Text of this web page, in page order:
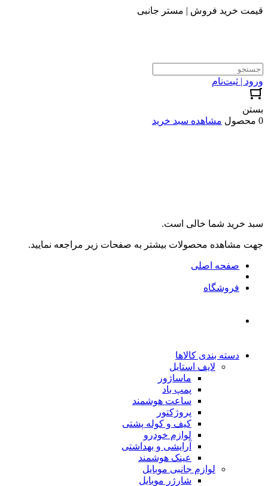
قیمت خرید فروش | مستر جانبی
ورود | ثبت‌نام
بستن
0 محصول
مشاهده سبد خرید
سبد خرید شما خالی است.
جهت مشاهده محصولات بیشتر به صفحات زیر مراجعه نمایید.
صفحه اصلی
فروشگاه
دسته بندی کالاها
لایف استایل
ماساژور
پمپ باد
ساعت هوشمند
پروژکتور
کیف و کوله پشتی
لوازم خودرو
آرایشی و بهداشتی
عینک هوشمند
لوازم جانبی موبایل
شارژر موبایل